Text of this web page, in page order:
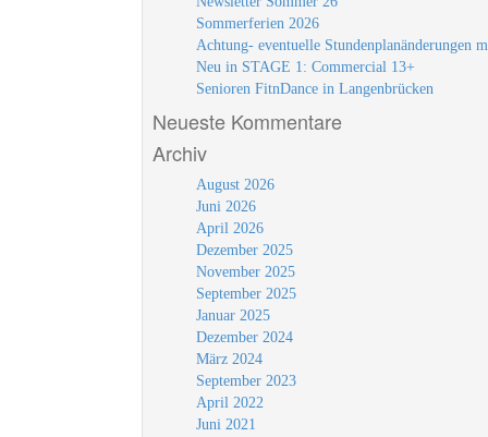
Sommerferien 2026
Achtung- eventuelle Stundenplanänderungen
Neu in STAGE 1: Commercial 13+
Senioren FitnDance in Langenbrücken
Neueste Kommentare
Archiv
August 2026
Juni 2026
April 2026
Dezember 2025
November 2025
September 2025
Januar 2025
Dezember 2024
März 2024
September 2023
April 2022
Juni 2021